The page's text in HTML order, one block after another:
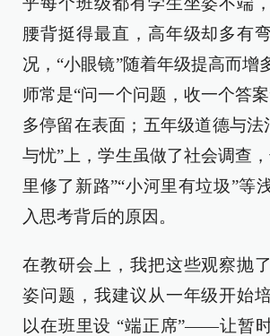
腰背挺得最直，高年级却多有
况，“小眼镜”随着年级提高而增
师常是“问一个问题，收一个答
多停留在表面；五年级道德与法
与忧”上，学生虽做了社会调查
里修了新路”“小河里有垃圾”等
入思考背后的原因。
在教研会上，我把这些观察抛
姿问题，我建议从一年级开始
以在班里设 “端正席”——让暂